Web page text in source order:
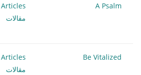
A Psalm
Articles
مقالات
Be Vitalized
Articles
مقالات